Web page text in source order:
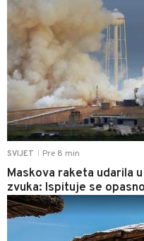
SVIJET Pre 8 min
Maskova raketa udarila
zvuka: Ispituje se